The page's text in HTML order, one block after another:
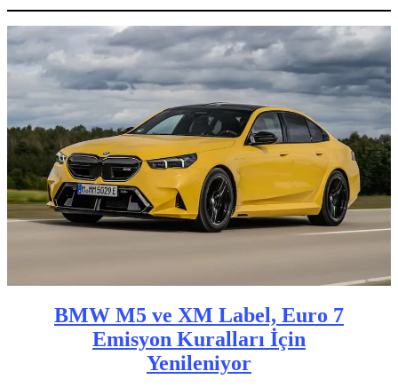
BMW M5 ve XM Label, Euro 7
Emisyon Kuralları İçin
Yenileniyor